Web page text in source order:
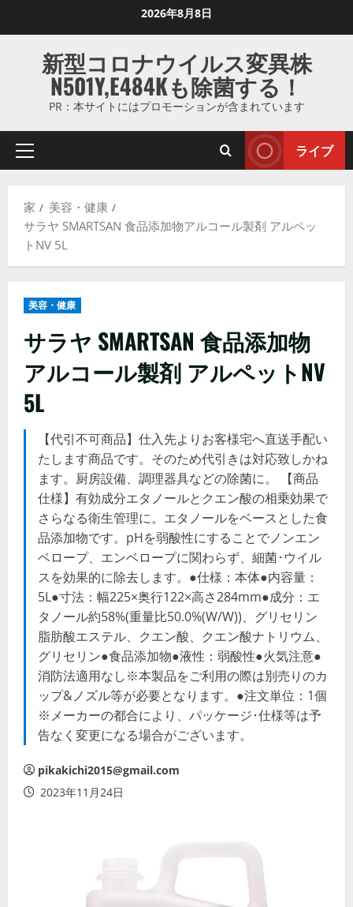
ス
ッ
2026年8月8日
新型コロナウイルス変異株
N501Y,E484Kも除菌する！
PR：本サイトにはプロモーションが含まれています
プ
マ
リ
メ
ー
ライブ
家
美容・健康
サラヤ SMARTSAN 食品添加物アルコール製剤 アルペッ
トNV 5L
美容・健康
サラヤ SMARTSAN 食品添加物
アルコール製剤 アルペットNV
5L
【代引不可商品】仕入先よりお客様宅へ直送手配い
たします商品です。そのため代引きは対応致しかね
ます。厨房設備、調理器具などの除菌に。 【商品
仕様】有効成分エタノールとクエン酸の相乗効果で
さらなる衛生管理に。エタノールをベースとした食
品添加物です。pHを弱酸性にすることでノンエン
ベロープ、エンベロープに関わらず、細菌･ウイル
スを効果的に除去します。●仕様：本体●内容量：
5L●寸法：幅225×奥行122×高さ284mm●成分：エ
タノール約58%(重量比50.0%(W/W))、グリセリン
脂肪酸エステル、クエン酸、クエン酸ナトリウム、
グリセリン●食品添加物●液性：弱酸性●火気注意●
消防法適用なし※本製品をご利用の際は別売りのカ
ップ&ノズル等が必要となります。●注文単位：1個
※メーカーの都合により、パッケージ･仕様等は予
告なく変更になる場合がございます。
pikakichi2015@gmail.com
2023年11月24日